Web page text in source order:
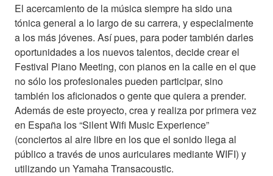
El acercamiento de la música siempre ha sido una
tónica general a lo largo de su carrera, y especialmente
a los más jóvenes. Así pues, para poder también darles
oportunidades a los nuevos talentos, decide crear el
Festival Piano Meeting, con pianos en la calle en el que
no sólo los profesionales pueden participar, sino
también los aficionados o gente que quiera a prender.
Además de este proyecto, crea y realiza por primera vez
en España los “Silent Wifi Music Experience”
(conciertos al aire libre en los que el sonido llega al
público a través de unos auriculares mediante WIFI) y
utilizando un Yamaha Transacoustic.